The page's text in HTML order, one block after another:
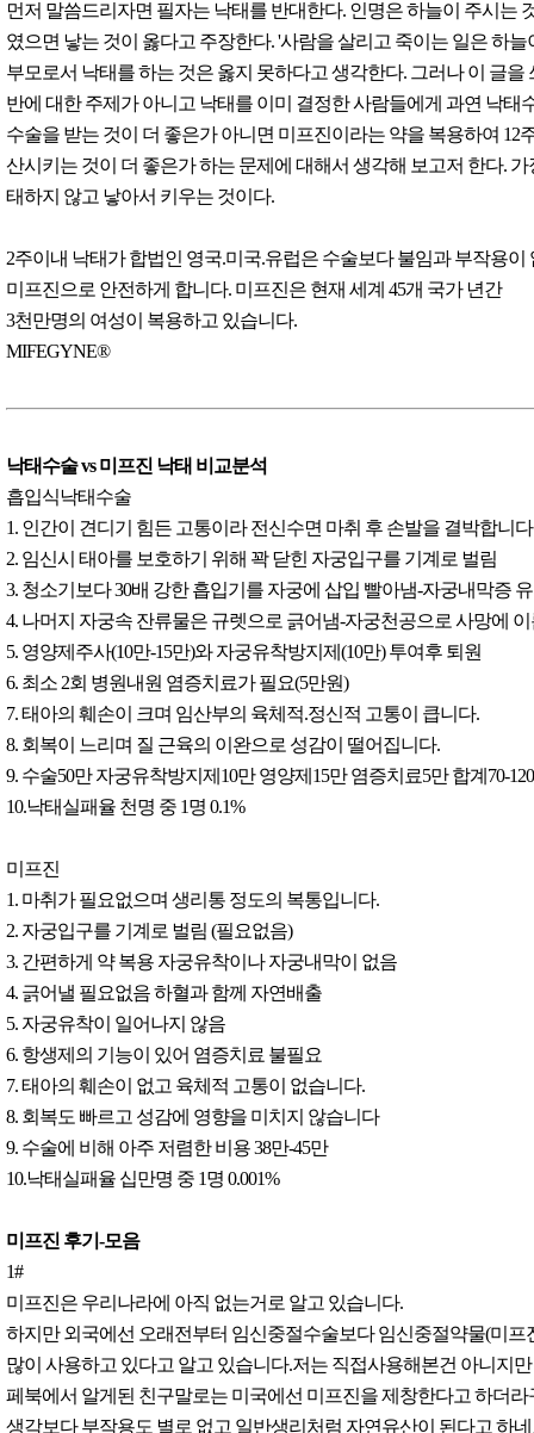
먼저 말씀드리자면 필자는 낙태를 반대한다. 인명은 하늘이 주시는
였으면 낳는 것이 옳다고 주장한다. '사람을 살리고 죽이는 일은 하늘
부모로서 낙태를 하는 것은 옳지 못하다고 생각한다. 그러나 이 글을
반에 대한 주제가 아니고 낙태를 이미 결정한 사람들에게 과연 낙태
수술을 받는 것이 더 좋은가 아니면 미프진이라는 약을 복용하여 12
산시키는 것이 더 좋은가 하는 문제에 대해서 생각해 보고저 한다. 가
태하지 않고 낳아서 키우는 것이다.
2주이내 낙태가 합법인 영국.미국.유럽은 수술보다 불임과 부작용이
미프진으로 안전하게 합니다. 미프진은 현재 세계 45개 국가 년간
3천만명의 여성이 복용하고 있습니다.
MIFEGYNE®
낙태수술 vs 미프진 낙태 비교분석
흡입식낙태수술
1. 인간이 견디기 힘든 고통이라 전신수면 마취 후 손발을 결박합니
2. 임신시 태아를 보호하기 위해 꽉 닫힌 자궁입구를 기계로 벌림
3. 청소기보다 30배 강한 흡입기를 자궁에 삽입 빨아냄-자궁내막증
4. 나머지 자궁속 잔류물은 규렛으로 긁어냄-자궁천공으로 사망에
5. 영양제주사(10만-15만)와 자궁유착방지제(10만) 투여후 퇴원
6. 최소 2회 병원내원 염증치료가 필요(5만원)
7. 태아의 훼손이 크며 임산부의 육체적.정신적 고통이 큽니다.
8. 회복이 느리며 질 근육의 이완으로 성감이 떨어집니다.
9. 수술50만 자궁유착방지제10만 영양제15만 염증치료5만 합계70-
10.낙태실패율 천명 중 1명 0.1%
미프진
1. 마취가 필요없으며 생리통 정도의 복통입니다.
2. 자궁입구를 기계로 벌림 (필요없음)
3. 간편하게 약 복용 자궁유착이나 자궁내막이 없음
4. 긁어낼 필요없음 하혈과 함께 자연배출
5. 자궁유착이 일어나지 않음
6. 항생제의 기능이 있어 염증치료 불필요
7. 태아의 훼손이 없고 육체적 고통이 없습니다.
8. 회복도 빠르고 성감에 영향을 미치지 않습니다
9. 수술에 비해 아주 저렴한 비용 38만-45만
10.낙태실패율 십만명 중 1명 0.001%
미프진 후기-모음
1#
미프진은 우리나라에 아직 없는거로 알고 있습니다.
하지만 외국에선 오래전부터 임신중절수술보다 임신중절약물(미프
많이 사용하고 있다고 알고 있습니다.저는 직접사용해본건 아니지만
페북에서 알게된 친구말로는 미국에선 미프진을 제창한다고 하더라
생각보다 부작용도 별로 없고 일반생리처럼 자연유산이 된다고 하